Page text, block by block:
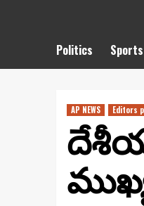
Politics Sports
AP NEWS Editors